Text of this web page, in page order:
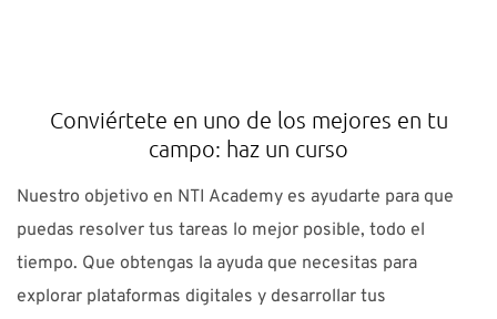
Conviértete en uno de los mejores en tu
campo: haz un curso
Nuestro objetivo en NTI Academy es ayudarte para que
puedas resolver tus tareas lo mejor posible, todo el
tiempo. Que obtengas la ayuda que necesitas para
explorar plataformas digitales y desarrollar tus